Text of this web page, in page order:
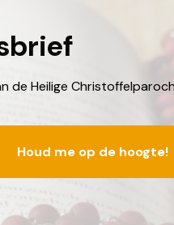
de Heilige